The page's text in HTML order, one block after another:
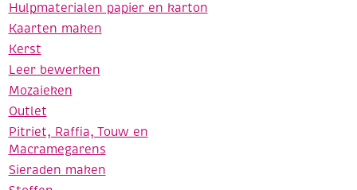
Hulpmaterialen papier en karton
Kaarten maken
Kerst
Leer bewerken
Mozaieken
Outlet
Pitriet, Raffia, Touw en
Macramegarens
Sieraden maken